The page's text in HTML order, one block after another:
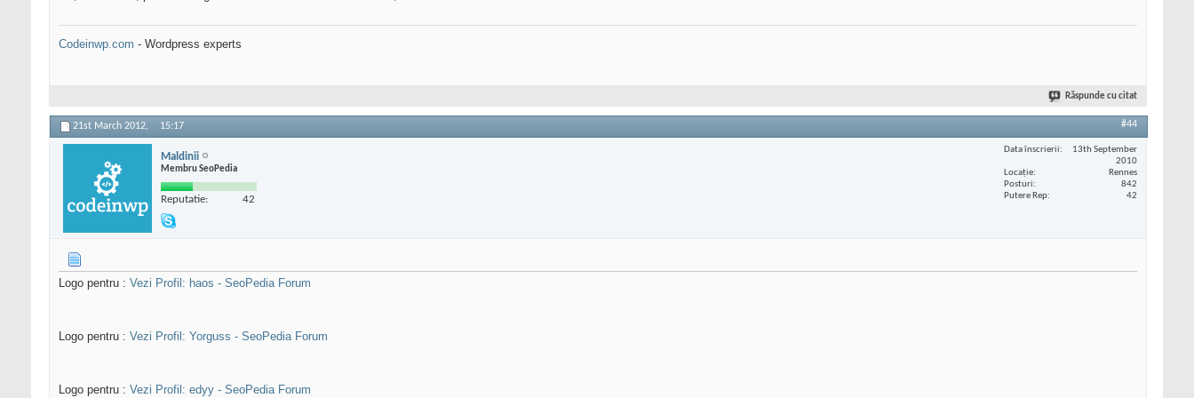
Codeinwp.com - Wordpress experts
Răspunde cu citat
21st March 2012, 15:17 #44
Maldinii
Membru SeoPedia
Reputatie: 42
Data înscrierii
13th September
2010
Locaţie
Rennes
Posturi
842
Putere Rep
42
Logo pentru : Vezi Profil: haos - SeoPedia Forum
Logo pentru : Vezi Profil: Yorguss - SeoPedia Forum
Logo pentru : Vezi Profil: edyy - SeoPedia Forum